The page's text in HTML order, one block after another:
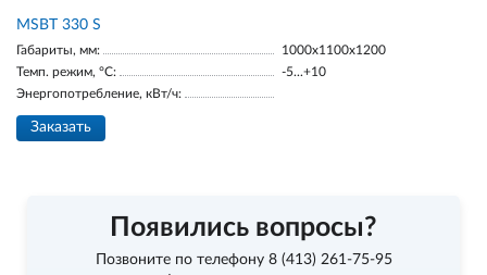
MSBT 330 S
Габариты, мм:
1000х1100х1200
Темп. режим, °С:
-5...+10
Энергопотребление, кВт/ч:
Заказать
Появились вопросы?
Позвоните по телефону 8 (413) 261-75-95